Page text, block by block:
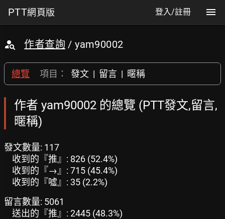
PTT網頁版 登入/註冊
作者查詢 / yam90002
總覽 項目： 發文 | 留言 | 暱稱
作者 yam90002 的總覽 (PTT發文,留言,
暱稱)
發文數量: 117
收到的『推』: 826 (52.4%)
收到的『→』: 715 (45.4%)
收到的『噓』: 35 (2.2%)
留言數量: 5061
送出的『推』: 2445 (48.3%)